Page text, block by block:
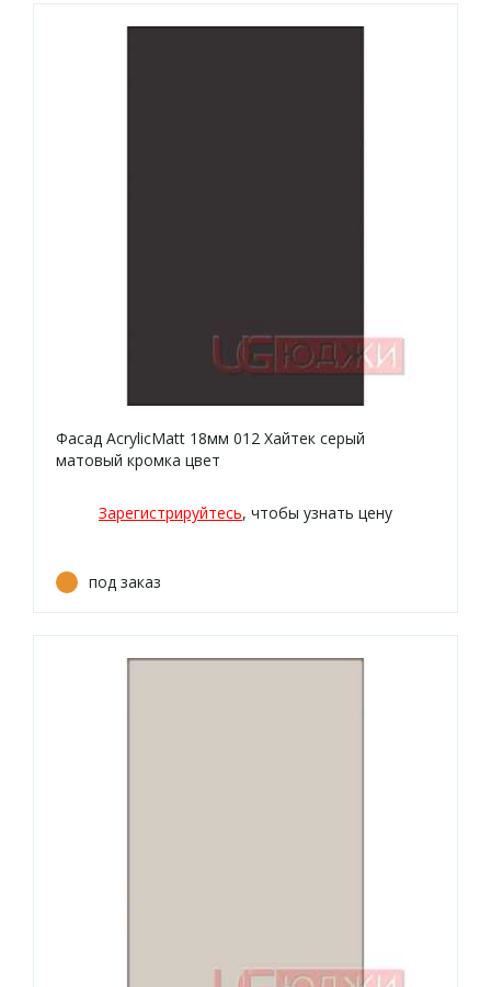
Фасад AcrylicMatt 18мм 012 Хайтек серый
матовый кромка цвет
Зарегистрируйтесь, чтобы узнать цену
под заказ